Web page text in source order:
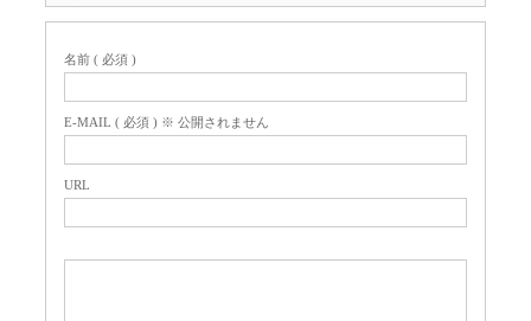
名前 ( 必須 )
E-MAIL ( 必須 ) ※ 公開されません
URL